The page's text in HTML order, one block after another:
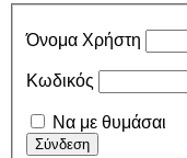
Όνομα Χρήστη
Κωδικός
Να με θυμάσαι